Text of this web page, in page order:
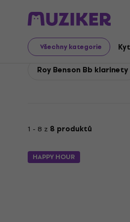
Všechny kategorie
Roy Benson Dechy Roy
Roy
Roy Benson Bb klarinety
1 - 8 z 8 produktů
HAPPY HOUR